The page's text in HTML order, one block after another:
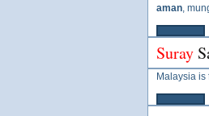
aman,
Suray
Malaysia is